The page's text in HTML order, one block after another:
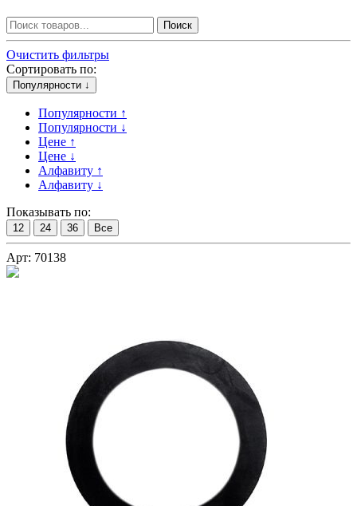
Поиск
Очистить фильтры
Сортировать по:
Популярности ↓
Популярности ↑
Популярности ↓
Цене ↑
Цене ↓
Алфавиту ↑
Алфавиту ↓
Показывать по:
12 24 36 Все
Арт: 70138